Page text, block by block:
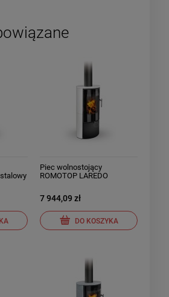
stalowy
Piec wolnostojący
ROMOTOP LAREDO
7 944,09 zł
DO KOSZYKA